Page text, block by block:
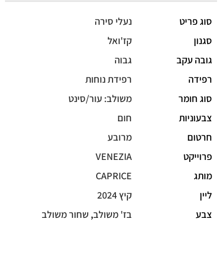
סוג פריט
נעלי סירה
סגנון
קז'ואל
גובה עקב
גבוה
רפידה
רפידת נוחות
סוג חומר
משולב: עור/סינט
צבעוניות
חום
חרטום
מרובע
פרוייקט
VENEZIA
מותג
CAPRICE
ליין
קיץ 2024
צבע
בז' משולב, שחור משולב